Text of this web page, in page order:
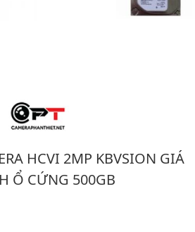
HCVI 2MP KBVSION GIÁ
Ổ CỨNG 500GB